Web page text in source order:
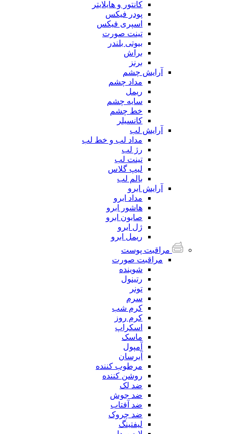
کانتور و هایلایتر
پودر فیکس
اسپری فیکس
تینت صورت
بیوتی بلندر
براش
برنز
آرایش چشم
مداد چشم
ریمل
سایه چشم
خط چشم
کانسیلر
آرایش لب
مداد لب و خط لب
رژ لب
تینت لب
لیپ گلاس
بالم لب
آرایش ابرو
مداد ابرو
هاشور ابرو
صابون ابرو
ژل ابرو
ریمل ابرو
مراقبت پوست
مراقبت صورت
شوینده
رتینول
تونر
سرم
کرم شب
کرم روز
اسکراپ
ماسک
آمپول
آبرسان
مرطوب کننده
روشن کننده
ضد لک
ضد جوش
ضد آفتاب
ضد چروک
لیفتینگ